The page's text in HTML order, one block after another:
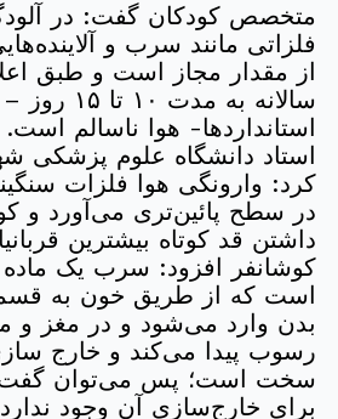
متخصص کودکان گفت: در
فلزاتی مانند سرب و
از مقدار مجاز است و طبق
سالانه به مدت
استانداردها- هوا ناسالم است.
استاد دانشگاه علوم پزشکی
کرد: وارونگی هوا فلزات
در سطح پائین‌تری می‌آورد و
داشتن قد کوتاه بیشترین
کوشانفر افزود: سرب یک
است که از طریق خون به
بدن وارد می‌شود و در مغز و
رسوب پیدا می‌کند و خارج
سخت است؛ پس می‌توان گفت